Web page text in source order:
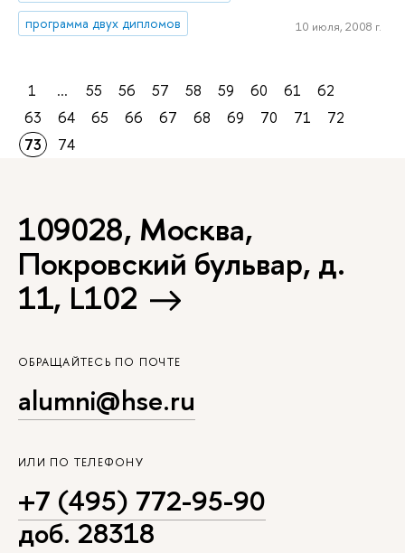
программа двух дипломов
10 июля, 2008 г.
1 ... 55 56 57 58 59 60 61
62
63
64 65 66 67 68 69 70 71
72
73
74
109028, Москва,
Покровский бульвар, д.
11, L102
ОБРАЩАЙТЕСЬ ПО ПОЧТЕ
alumni@hse.ru
ИЛИ ПО ТЕЛЕФОНУ
+7 (495) 772-95-90
доб. 28318